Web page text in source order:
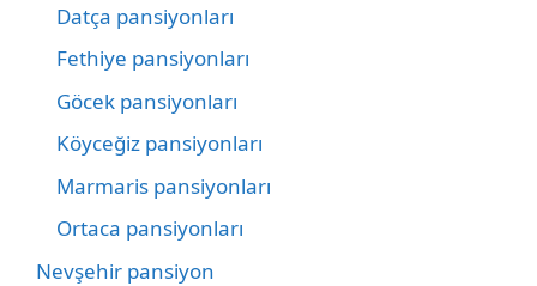
Datça pansiyonları
Fethiye pansiyonları
Göcek pansiyonları
Köyceğiz pansiyonları
Marmaris pansiyonları
Ortaca pansiyonları
Nevşehir pansiyon